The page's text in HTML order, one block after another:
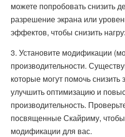
можете попробовать снизить
разрешение экрана или
эффектов, чтобы снизить
3. Установите модификации
производительности.
которые могут помочь снизить
улучшить оптимизацию и
производительность.
посвященные Скайриму,
модификации для вас.